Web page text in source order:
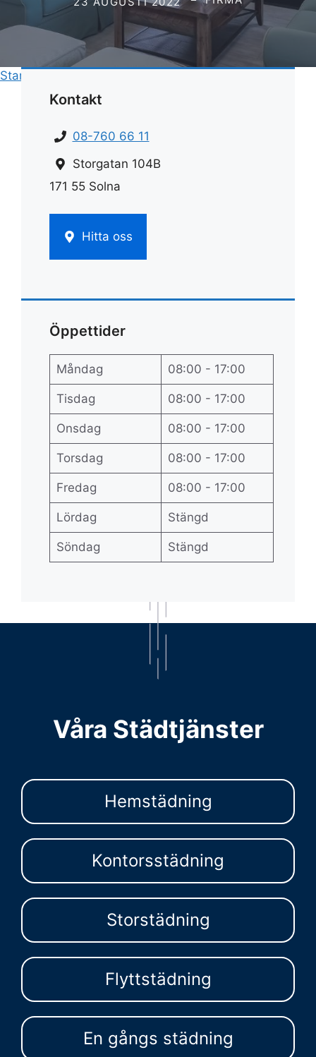
Start
Kontakt
08-760 66 11
Storgatan 104B
171 55 Solna
Hitta oss
Öppettider
Måndag 08:00 - 17:00
Tisdag 08:00 - 17:00
Onsdag 08:00 - 17:00
Torsdag 08:00 - 17:00
Fredag 08:00 - 17:00
Lördag Stängd
Söndag Stängd
Våra Städtjänster
Hemstädning
Kontorsstädning
Storstädning
Flyttstädning
En gångs städning